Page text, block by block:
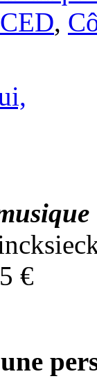
,
€